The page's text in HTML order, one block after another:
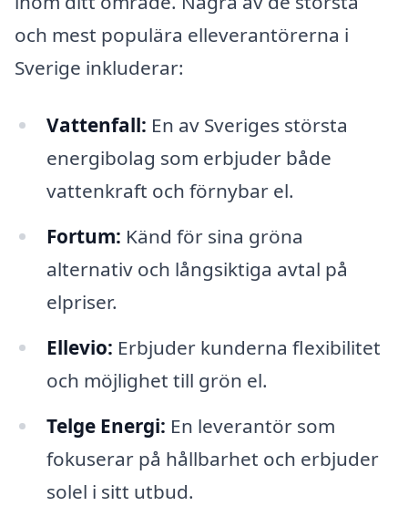
och mest populära elleverantörerna i
Sverige inkluderar:
Vattenfall: En av Sveriges största
energibolag som erbjuder både
vattenkraft och förnybar el.
Fortum: Känd för sina gröna
alternativ och långsiktiga avtal på
elpriser.
Ellevio: Erbjuder kunderna flexibilitet
och möjlighet till grön el.
Telge Energi: En leverantör som
fokuserar på hållbarhet och erbjuder
solel i sitt utbud.